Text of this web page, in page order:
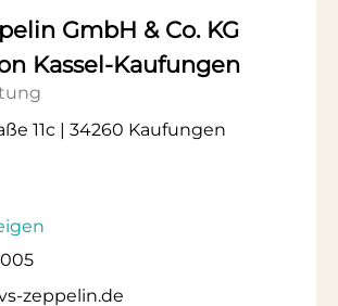
GmbH & Co. KG
Kassel-Kaufungen
11c | 34260 Kaufungen
zeppelin.de